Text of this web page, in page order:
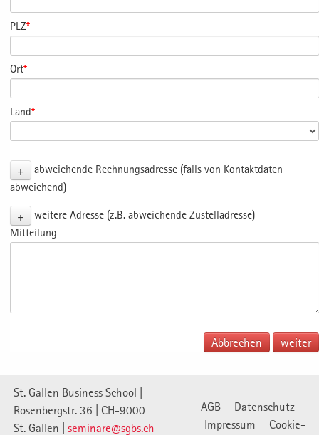
PLZ*
Ort*
Land*
+
abweichende Rechnungsadresse (falls von Kontaktdaten
abweichend)
+
weitere Adresse (z.B. abweichende Zustelladresse)
Mitteilung
Abbrechen
St. Gallen Business School |
Rosenbergstr. 36 | CH-9000
St. Gallen | seminare@sgbs.ch
AGB
Datenschutz
Impressum
Cookie-